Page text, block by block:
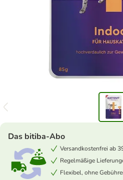
Das bitiba-Abo
Versandkostenfrei ab
Regelmäßige
Flexibel, ohne